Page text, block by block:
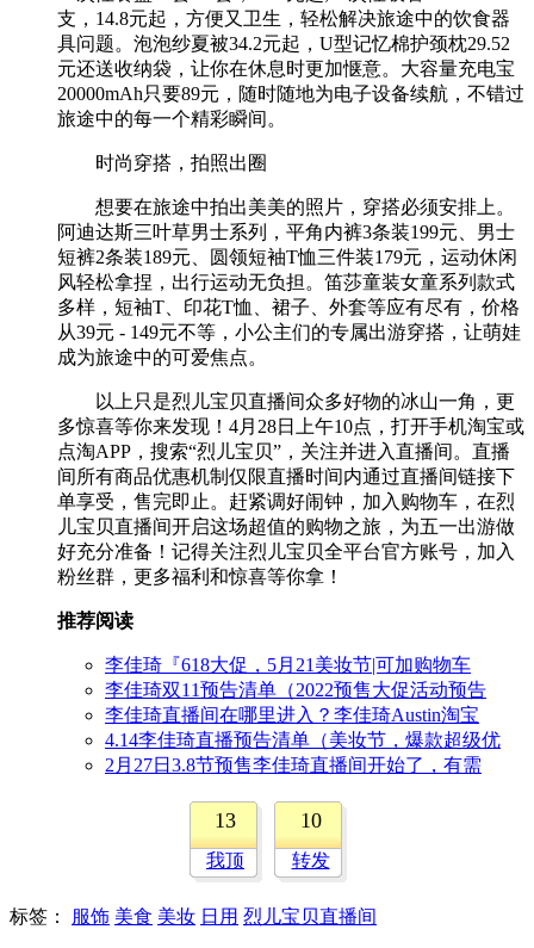
支，14.8元起，方便又卫生，轻松解决旅途中的饮食器
具问题。泡泡纱夏被34.2元起，U型记忆棉护颈枕29.52
元还送收纳袋，让你在休息时更加惬意。大容量充电宝
20000mAh只要89元，随时随地为电子设备续航，不错过
旅途中的每一个精彩瞬间。
时尚穿搭，拍照出圈
想要在旅途中拍出美美的照片，穿搭必须安排上。
阿迪达斯三叶草男士系列，平角内裤3条装199元、男士
短裤2条装189元、圆领短袖T恤三件装179元，运动休闲
风轻松拿捏，出行运动无负担。笛莎童装女童系列款式
多样，短袖T、印花T恤、裙子、外套等应有尽有，价格
从39元 - 149元不等，小公主们的专属出游穿搭，让萌娃
成为旅途中的可爱焦点。
以上只是烈儿宝贝直播间众多好物的冰山一角，更
多惊喜等你来发现！4月28日上午10点，打开手机淘宝或
点淘APP，搜索“烈儿宝贝”，关注并进入直播间。直播
间所有商品优惠机制仅限直播时间内通过直播间链接下
单享受，售完即止。赶紧调好闹钟，加入购物车，在烈
儿宝贝直播间开启这场超值的购物之旅，为五一出游做
好充分准备！记得关注烈儿宝贝全平台官方账号，加入
粉丝群，更多福利和惊喜等你拿！
推荐阅读
李佳琦『618大促，5月21美妆节|可加购物车
李佳琦双11预告清单（2022预售大促活动预告
李佳琦直播间在哪里进入？李佳琦Austin淘宝
4.14李佳琦直播预告清单（美妆节，爆款超级优
2月27日3.8节预售李佳琦直播间开始了，有需
13
我顶
10
转发
标签 ： 服饰 美食 美妆 日用 烈儿宝贝直播间